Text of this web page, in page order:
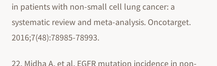
in patients with non-small cell lung cancer: a
systematic review and meta-analysis. Oncotarget.
2016;7(48):78985-78993.
22. Midha A, et al. EGFR mutation incidence in non-